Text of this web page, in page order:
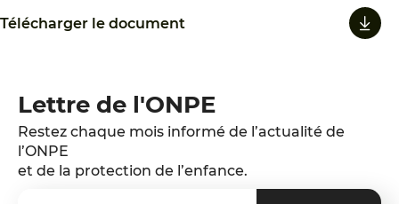
Télécharger le document
Lettre de l'ONPE
Restez chaque mois informé de l’actualité de
l’ONPE
et de la protection de l’enfance.